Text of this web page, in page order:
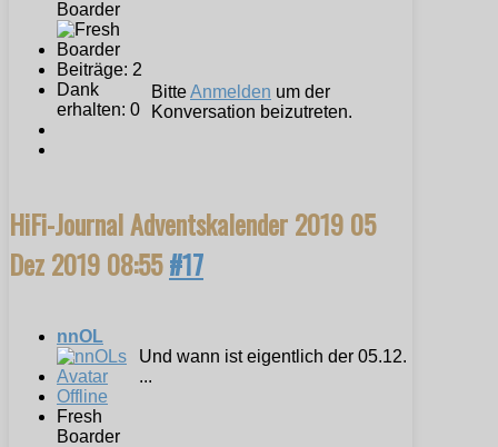
Boarder
Beiträge: 2
Dank
erhalten: 0
BitteAnmelden um der
Konversation beizutreten.
HiFi-Journal Adventskalender 201905
Dez 2019 08:55#17
nnOL
Offline
Fresh
Boarder
Und wann ist eigentlich der 05.12.
...